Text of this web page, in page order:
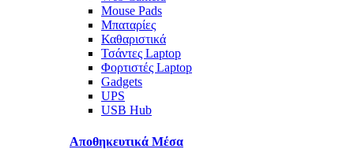
Mouse Pads
Μπαταρίες
Καθαριστικά
Τσάντες Laptop
Φορτιστές Laptop
Gadgets
UPS
USB Hub
Αποθηκευτικά Μέσα